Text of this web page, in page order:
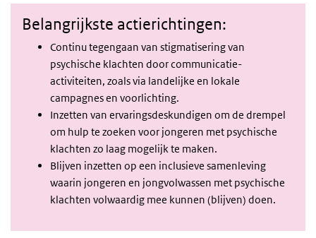
Belangrijkste actierichtingen:
Continu tegengaan van stigmatisering van
psychische klachten door communicatie-
activiteiten, zoals via landelijke en lokale
campagnes en voorlichting.
Inzetten van ervaringsdeskundigen om de drempel
om hulp te zoeken voor jongeren met psychische
klachten zo laag mogelijk te maken.
Blijven inzetten op een inclusieve samenleving
waarin jongeren en jongvolwassen met psychische
klachten volwaardig mee kunnen (blijven) doen.